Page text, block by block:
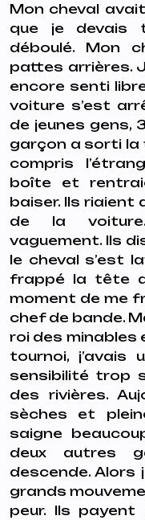
Mon cheval
que je devais
déboulé. Mon
pattes arrières.
encore senti
voiture s’est
de jeunes gens,
garçon a sorti la
compris
boîte et
baiser. Ils
de la
vaguement. Ils
le cheval s’est
frappé la tête
moment de me
chef de bande.
roi des minables
tournoi,
sensibilité trop
des rivières.
sèches et
saigne
deux autres
descende.
grands
peur. Ils payent